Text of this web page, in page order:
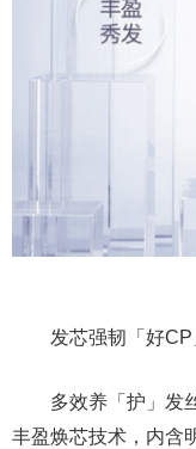
发芯强韧「好CP
多效养「护」发丝
丰盈焕芯技术，内含